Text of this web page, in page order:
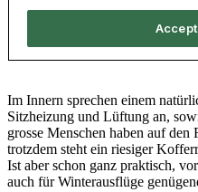
Im Innern sprechen einem
Sitzheizung und Lüftung an,
grosse Menschen haben auf den
trotzdem steht ein riesiger
Ist aber schon ganz praktisch,
auch für Winterausflüge